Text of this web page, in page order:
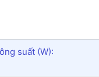
suất (W):